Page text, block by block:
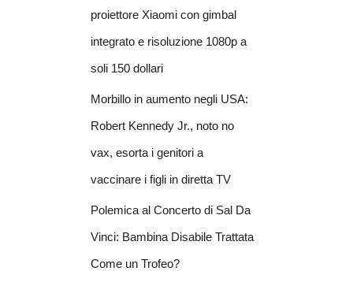
proiettore Xiaomi con gimbal
integrato e risoluzione 1080p a
soli 150 dollari
Morbillo in aumento negli USA:
Robert Kennedy Jr., noto no
vax, esorta i genitori a
vaccinare i figli in diretta TV
Polemica al Concerto di Sal Da
Vinci: Bambina Disabile Trattata
Come un Trofeo?